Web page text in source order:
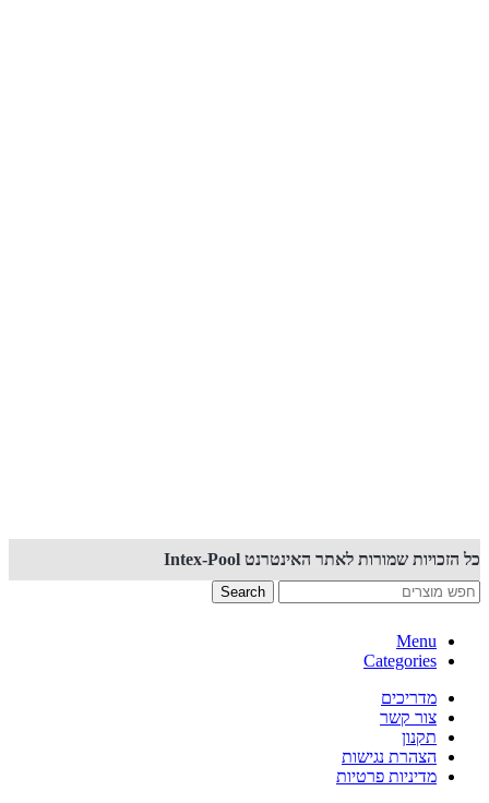
כל הזכויות שמורות לאתר האינטרנט Intex-Pool
Search
Menu
Categories
מדריכים
צור קשר
תקנון
הצהרת נגישות
מדיניות פרטיות